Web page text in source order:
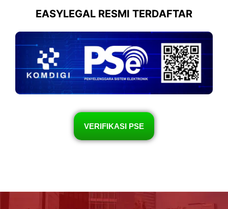
EASYLEGAL RESMI TERDAFTAR
VERIFIKASI PSE